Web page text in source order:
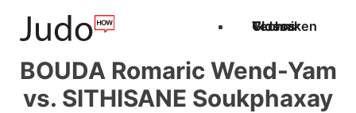
Techniken
Videos
Glossar
BOUDA Romaric Wend-Yam
vs. SITHISANE Soukphaxay